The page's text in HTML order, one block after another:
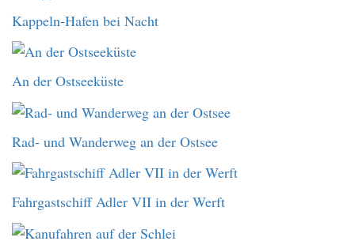
Kappeln-Hafen bei Nacht
An der Ostseeküste
Rad- und Wanderweg an der Ostsee
Fahrgastschiff Adler VII in der Werft